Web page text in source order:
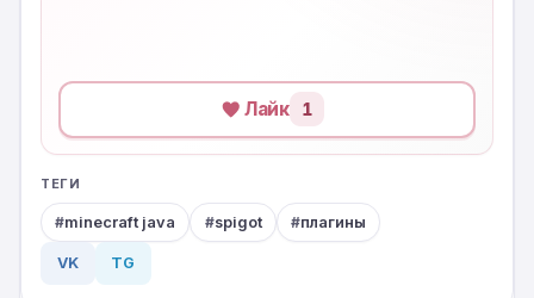
Лайк 1
ТЕГИ
minecraft java spigot плагины
VK TG